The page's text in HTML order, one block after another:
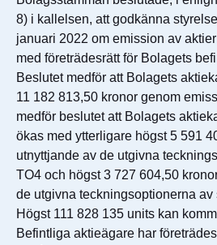
8) i kallelsen, att godkänna
januari 2022 om emission av
med företrädesrätt för Bolagets
Beslutet medför att Bolagets
11 182 813,50 kronor genom
medför beslutet att Bolagets
ökas med ytterligare högst 5 591
utnyttjande av de utgivna
TO4 och högst 3 727 604,50
de utgivna teckningsoptionerna av
Högst 111 828 135 units kan
Befintliga aktieägare har